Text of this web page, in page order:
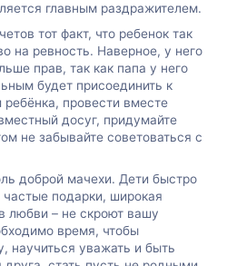
главным раздражителем.
тот факт, что ребенок так
на ревность. Наверное, у него
прав, так как папа у него
будет присоединить к
провести вместе
досуг, придумайте
не забывайте советоваться с
доброй мачехи. Дети быстро
подарки, широкая
любви – не скроют вашу
время, чтобы
научиться уважать и быть